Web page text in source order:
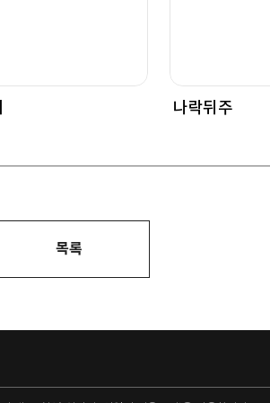
나락뒤주
목록